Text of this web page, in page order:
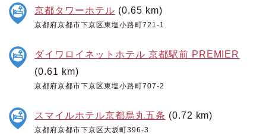
京都タワーホテル (0.65 km)
京都府京都市下京区東塩小路町721-1
ダイワロイネットホテル 京都駅前 PREMIER
(0.61 km)
京都府京都市下京区東塩小路町707-2
スマイルホテル京都烏丸五条 (0.72 km)
京都府京都市下京区大坂町396-3